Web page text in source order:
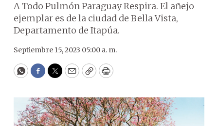
A Todo Pulmón Paraguay Respira. El añejo
ejemplar es de la ciudad de Bella Vista,
Departamento de Itapúa.
Septiembre 15, 2023 05:00 a. m.
WhatsApp
Facebook
Twitter
EmailCopyPrint